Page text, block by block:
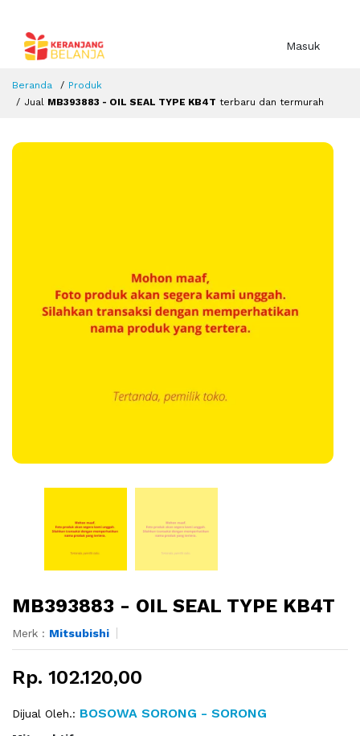
Masuk
Beranda
Produk
Jual MB393883 - OIL SEAL TYPE KB4T terbaru dan termurah
MB393883 - OIL SEAL TYPE KB4T
Merk : Mitsubishi
Rp. 102.120,00
Dijual Oleh.: BOSOWA SORONG - SORONG